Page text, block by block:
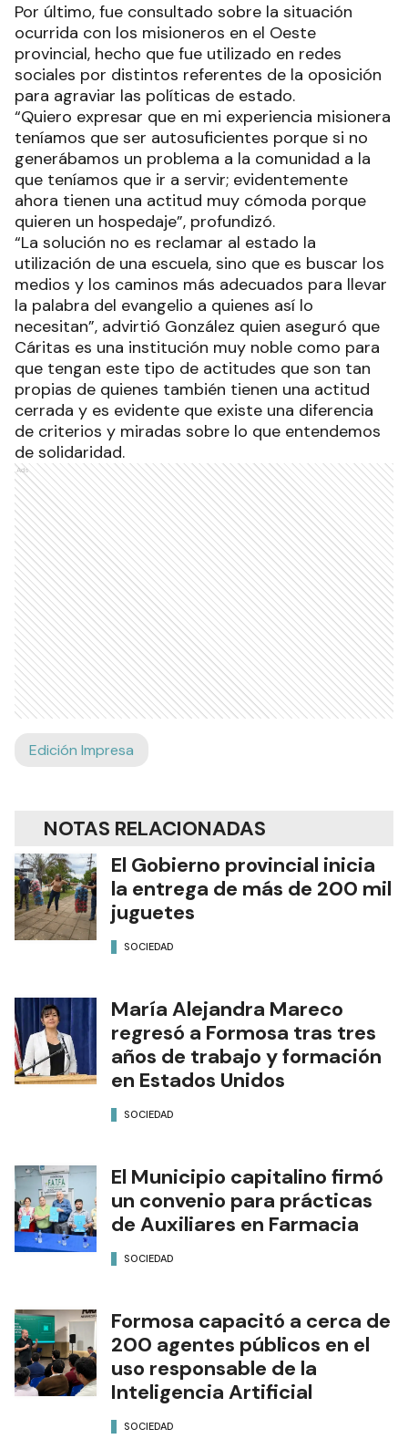
Por último, fue consultado sobre la situación
ocurrida con los misioneros en el Oeste
provincial, hecho que fue utilizado en redes
sociales por distintos referentes de la oposición
para agraviar las políticas de estado.
“Quiero expresar que en mi experiencia misionera
teníamos que ser autosuficientes porque si no
generábamos un problema a la comunidad a la
que teníamos que ir a servir; evidentemente
ahora tienen una actitud muy cómoda porque
quieren un hospedaje”, profundizó.
“La solución no es reclamar al estado la
utilización de una escuela, sino que es buscar los
medios y los caminos más adecuados para llevar
la palabra del evangelio a quienes así lo
necesitan”, advirtió González quien aseguró que
Cáritas es una institución muy noble como para
que tengan este tipo de actitudes que son tan
propias de quienes también tienen una actitud
cerrada y es evidente que existe una diferencia
de criterios y miradas sobre lo que entendemos
de solidaridad.
Ads
Edición Impresa
NOTAS RELACIONADAS
El Gobierno provincial inicia
la entrega de más de 200 mil
juguetes
SOCIEDAD
María Alejandra Mareco
regresó a Formosa tras tres
años de trabajo y formación
en Estados Unidos
SOCIEDAD
El Municipio capitalino firmó
un convenio para prácticas
de Auxiliares en Farmacia
SOCIEDAD
Formosa capacitó a cerca de
200 agentes públicos en el
uso responsable de la
Inteligencia Artificial
SOCIEDAD